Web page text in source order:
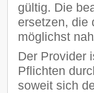
gültig. Die
ersetzen, die
möglichst
Der Provider
Pflichten
soweit sich